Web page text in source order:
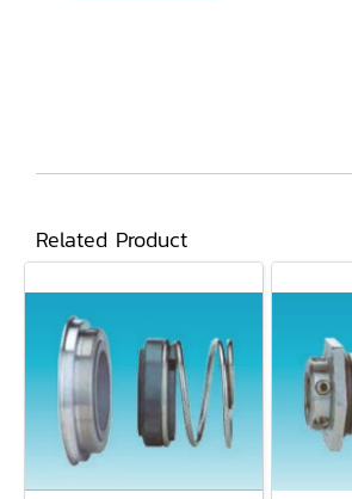
Related Product